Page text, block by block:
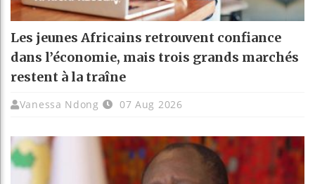
Les jeunes Africains retrouvent confiance
dans l’économie, mais trois grands marchés
restent à la traîne
Vanessa Ndong 07 Aug 2026